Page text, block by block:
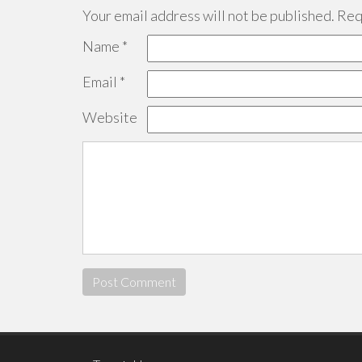
Your email address will not be published.
Name *
Email *
Website